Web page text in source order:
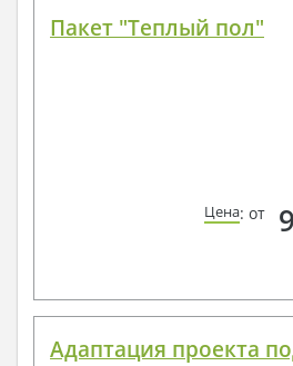
Пакет "Теплый пол"
Цена: от 9
Адаптация проекта